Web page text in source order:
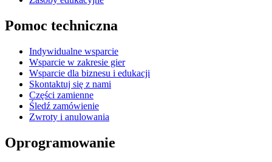
Pomoc techniczna
Indywidualne wsparcie
Wsparcie w zakresie gier
Wsparcie dla biznesu i edukacji
Skontaktuj się z nami
Części zamienne
Śledź zamówienie
Zwroty i anulowania
Oprogramowanie